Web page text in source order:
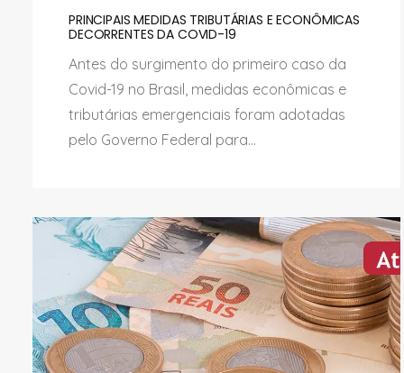
PRINCIPAIS MEDIDAS TRIBUTÁRIAS E ECONÔMICAS
DECORRENTES DA COVID-19
Antes do surgimento do primeiro caso da
Covid-19 no Brasil, medidas econômicas e
tributárias emergenciais foram adotadas
pelo Governo Federal para...